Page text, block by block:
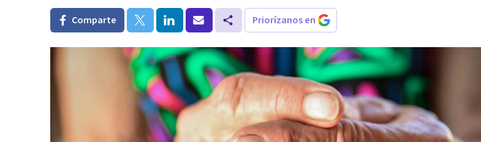
Comparte Priorízanos en